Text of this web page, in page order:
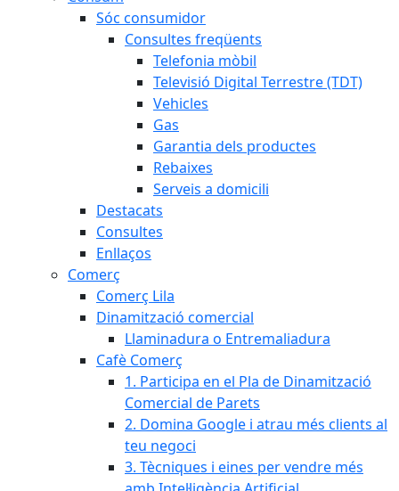
Sóc consumidor
Consultes freqüents
Telefonia mòbil
Televisió Digital Terrestre (TDT)
Vehicles
Gas
Garantia dels productes
Rebaixes
Serveis a domicili
Destacats
Consultes
Enllaços
Comerç
Comerç Lila
Dinamització comercial
Llaminadura o Entremaliadura
Cafè Comerç
1. Participa en el Pla de Dinamització
Comercial de Parets
2. Domina Google i atrau més clients al
teu negoci
3. Tècniques i eines per vendre més